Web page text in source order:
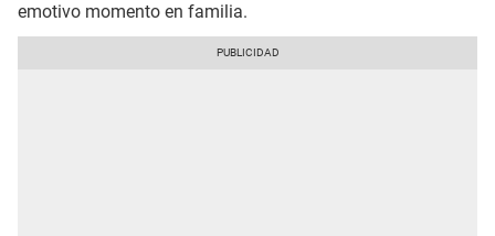
emotivo momento en familia.